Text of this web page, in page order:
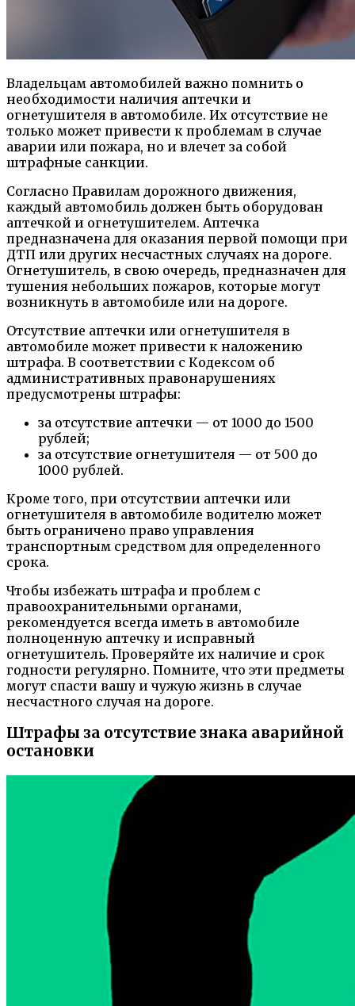
Владельцам автомобилей важно помнить о
необходимости наличия аптечки и
огнетушителя в автомобиле. Их отсутствие не
только может привести к проблемам в случае
аварии или пожара, но и влечет за собой
штрафные санкции.
Согласно Правилам дорожного движения,
каждый автомобиль должен быть оборудован
аптечкой и огнетушителем. Аптечка
предназначена для оказания первой помощи при
ДТП или других несчастных случаях на дороге.
Огнетушитель, в свою очередь, предназначен для
тушения небольших пожаров, которые могут
возникнуть в автомобиле или на дороге.
Отсутствие аптечки или огнетушителя в
автомобиле может привести к наложению
штрафа. В соответствии с Кодексом об
административных правонарушениях
предусмотрены штрафы:
за отсутствие аптечки — от 1000 до 1500
рублей;
за отсутствие огнетушителя — от 500 до
1000 рублей.
Кроме того, при отсутствии аптечки или
огнетушителя в автомобиле водителю может
быть ограничено право управления
транспортным средством для определенного
срока.
Чтобы избежать штрафа и проблем с
правоохранительными органами,
рекомендуется всегда иметь в автомобиле
полноценную аптечку и исправный
огнетушитель. Проверяйте их наличие и срок
годности регулярно. Помните, что эти предметы
могут спасти вашу и чужую жизнь в случае
несчастного случая на дороге.
Штрафы за отсутствие знака аварийной
остановки